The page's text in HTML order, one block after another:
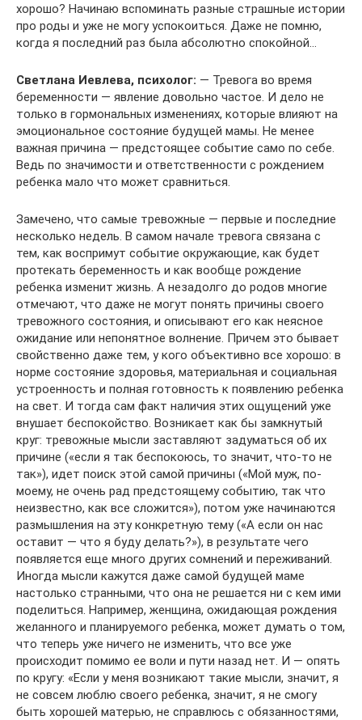
хорошо? Начинаю вспоминать разные страшные истории
про роды и уже не могу успокоиться. Даже не помню,
когда я последний раз была абсолютно спокойной…
Светлана Иевлева, психолог: — Тревога во время
беременности — явление довольно частое. И дело не
только в гормональных изменениях, которые влияют на
эмоциональное состояние будущей мамы. Не менее
важная причина — предстоящее событие само по себе.
Ведь по значимости и ответственности с рождением
ребенка мало что может сравниться.
Замечено, что самые тревожные — первые и последние
несколько недель. В самом начале тревога связана с
тем, как воспримут событие окружающие, как будет
протекать беременность и как вообще рождение
ребенка изменит жизнь. А незадолго до родов многие
отмечают, что даже не могут понять причины своего
тревожного состояния, и описывают его как неясное
ожидание или непонятное волнение. Причем это бывает
свойственно даже тем, у кого объективно все хорошо: в
норме состояние здоровья, материальная и социальная
устроенность и полная готовность к появлению ребенка
на свет. И тогда сам факт наличия этих ощущений уже
внушает беспокойство. Возникает как бы замкнутый
круг: тревожные мысли заставляют задуматься об их
причине («если я так беспокоюсь, то значит, что-то не
так»), идет поиск этой самой причины («Мой муж, по-
моему, не очень рад предстоящему событию, так что
неизвестно, как все сложится»), потом уже начинаются
размышления на эту конкретную тему («А если он нас
оставит — что я буду делать?»), в результате чего
появляется еще много других сомнений и переживаний.
Иногда мысли кажутся даже самой будущей маме
настолько странными, что она не решается ни с кем ими
поделиться. Например, женщина, ожидающая рождения
желанного и планируемого ребенка, может думать о том,
что теперь уже ничего не изменить, что все уже
происходит помимо ее воли и пути назад нет. И — опять
по кругу: «Если у меня возникают такие мысли, значит, я
не совсем люблю своего ребенка, значит, я не смогу
быть хорошей матерью, не справлюсь с обязанностями,